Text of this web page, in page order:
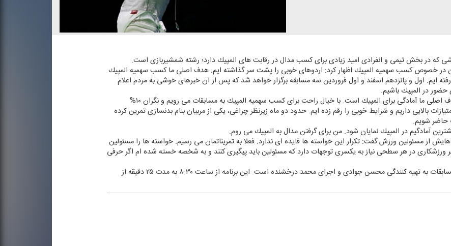
كه در بخش تیمی و انفرادی امید زیادی برای كسب مدال در رقابت های المپیك دارد؛ رشته شمشیربازی است.
در خصوص كسب سهمیه المپیك اظهار كرد: اردوهای خوبی را پشت سر گذاشته ایم. هدف اصلی ما كسب سهمیه المپیك
است. خدا را شكر ۹۰% راه را رفته ایم. اول و پانزدهم اسفند و اول فروردین سه مسابقه برگزار خواهد شد كه پس از آن خبرهای خوشی به مردم اعلام
حضور در المپیك باشیم.
وی درباره میزان آمادگی خود توضیح داد: هدف اصلی ما آمادگی برای المپیك است. با خیال راحت برای كسب سهمیه المپیك به مسابقات می رویم و نگران ۱۰%
بالایی داریم و شرایط خوبی را رقم زده ایم. حدود دو ماه زیرنظر چراغی، یكی از مربیان بنام بدنسازی تمرین كرده
حاضر شویم.
آمادگیم در المپیك نمایان شود. من برای گرفتن مدال به المپیك می روم.
از مسئولین ورزش گفت: تكرار این خواسته ها فایده ای ندارد. فعلا به تمریناتمان می رسیم. خواسته ها را مسئولین
مانده است. هر ورزشكاری در هر سطحی نیاز به یكسری توجهات دارد كه مسئولین باید پیگیری كنند و به شخصه خسته شده ام اگر حرفی
برنامه «المپیك ۲۰۲۰» كاری از گروه ورزش و مسابقات به تهیه كنندگی محسن جوادی و اجرای محمد درخشنده است. این برنامه از ساعت ۸:۳۰ به مدت ۲۵ دقیقه از